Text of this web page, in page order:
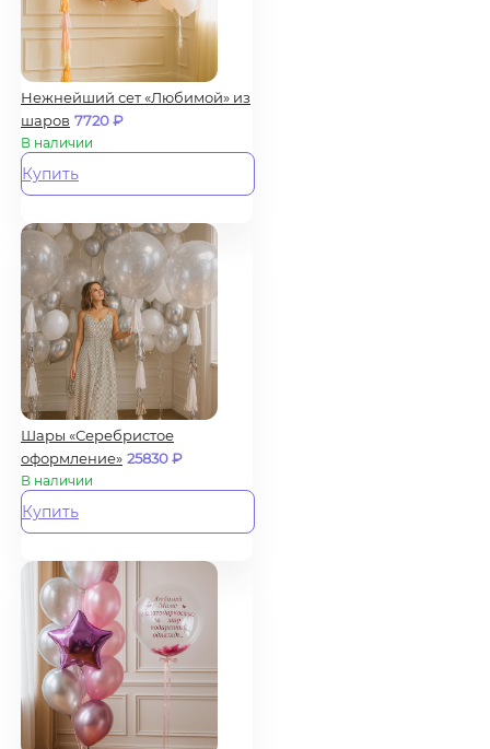
Нежнейший сет «Любимой» из
шаров 7720₽
В наличии
Купить
Шары «Серебристое
оформление» 25830₽
В наличии
Купить